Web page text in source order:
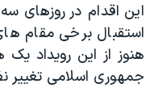
این اقدام در روزهای
استقبال برخی مقام
هنوز از این رویداد
جمهوری اسلامی تغییر